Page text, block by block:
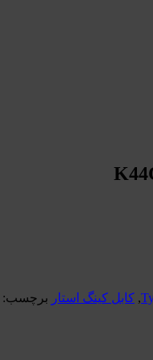
, کابل کینگ استار برچسب: